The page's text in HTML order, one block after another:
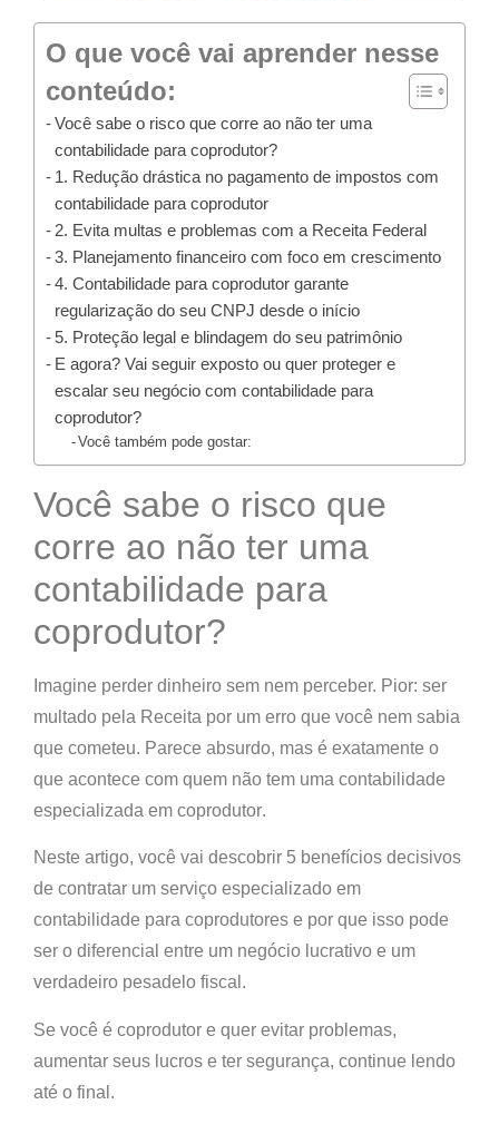
O que você vai aprender nesse
conteúdo:
Você sabe o risco que corre ao não ter uma
contabilidade para coprodutor?
1. Redução drástica no pagamento de impostos com
contabilidade para coprodutor
2. Evita multas e problemas com a Receita Federal
3. Planejamento financeiro com foco em crescimento
4. Contabilidade para coprodutor garante
regularização do seu CNPJ desde o início
5. Proteção legal e blindagem do seu patrimônio
E agora? Vai seguir exposto ou quer proteger e
escalar seu negócio com contabilidade para
coprodutor?
Você também pode gostar:
Você sabe o risco que
corre ao não ter uma
contabilidade para
coprodutor?
Imagine perder dinheiro sem nem perceber. Pior: ser
multado pela Receita por um erro que você nem sabia
que cometeu. Parece absurdo, mas é exatamente o
que acontece com quem não tem uma contabilidade
especializada em coprodutor.
Neste artigo, você vai descobrir 5 benefícios decisivos
de contratar um serviço especializado em
contabilidade para coprodutores e por que isso pode
ser o diferencial entre um negócio lucrativo e um
verdadeiro pesadelo fiscal.
Se você é coprodutor e quer evitar problemas,
aumentar seus lucros e ter segurança, continue lendo
até o final.